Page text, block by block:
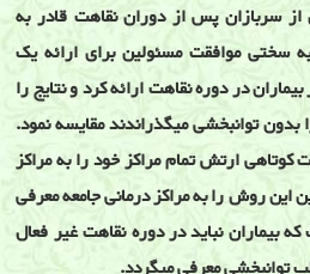
سربازان پس از دوران نقاهت قادر به
سختی موافقت مسئولين برای ارائه يک
در دوره نقاهت ارائه کرد و نتايج را
توانبخشی ميگذراندند مقايسه نمود.
ارتش تمام مراکز خود را به مراکز
اين روش را به مراکز درمانی جامعه معرفی
بيماران نبايد در دوره نقاهت غير فعال